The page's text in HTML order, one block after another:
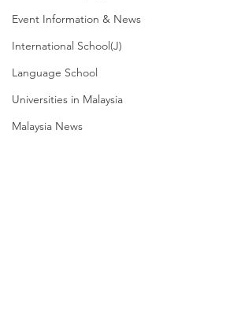
Event Information & News
International School(J)
Language School
Universities in Malaysia
Malaysia News